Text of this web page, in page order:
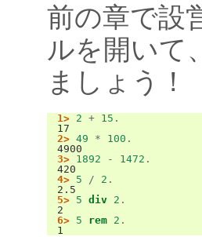
前の章で設
ルを開いて
ましょう！
1> 2 + 15 .
17
2> 49 * 100 .
4900
3> 1892 - 1472 .
420
4> 5 / 2 .
2.5
5> 5 div 2 .
2
6> 5 rem 2 .
1